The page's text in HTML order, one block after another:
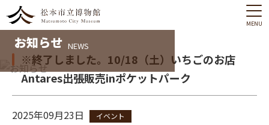
MENU
お知らせ NEWS
※終了しました。10/18（土）いちごのお店
Antares出張販売inポケットパーク
2025年09月23日 イベント